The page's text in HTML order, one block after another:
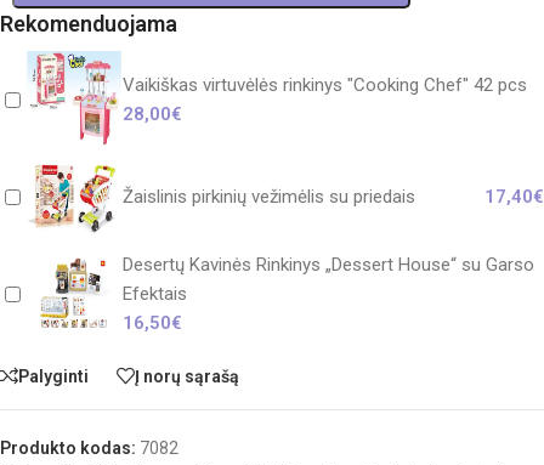
Rekomenduojama
Vaikiškas virtuvėlės rinkinys "Cooking Chef" 42 pcs
28,00€
Žaislinis pirkinių vežimėlis su priedais 17,40€
Desertų Kavinės Rinkinys „Dessert House“ su Garso
Efektais
16,50€
Palyginti Į norų sąrašą
Produkto kodas: 7082